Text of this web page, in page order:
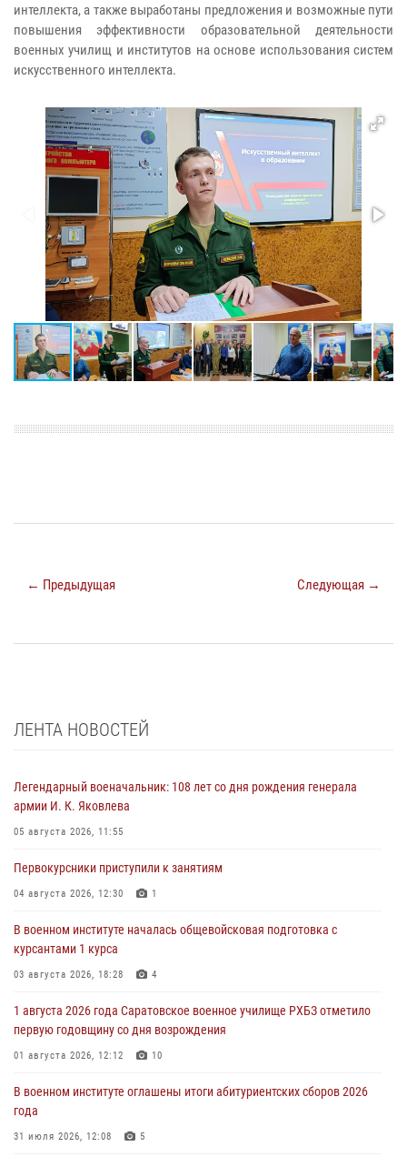
интеллекта, а также выработаны предложения и возможные пути
повышения эффективности образовательной деятельности
военных училищ и институтов на основе использования систем
искусственного интеллекта.
← Предыдущая Следующая →
ЛЕНТА НОВОСТЕЙ
Легендарный военачальник: 108 лет со дня рождения генерала
армии И. К. Яковлева
05 августа 2026, 11:55
Первокурсники приступили к занятиям
04 августа 2026, 12:30 1
В военном институте началась общевойсковая подготовка с
курсантами 1 курса
03 августа 2026, 18:28 4
1 августа 2026 года Саратовское военное училище РХБЗ отметило
первую годовщину со дня возрождения
01 августа 2026, 12:12 10
В военном институте оглашены итоги абитуриентских сборов 2026
года
31 июля 2026, 12:08 5